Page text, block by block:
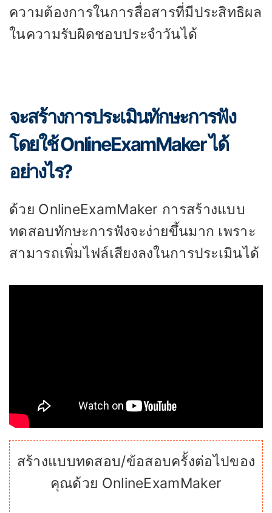
ความต้องการในการสื่อสารที่มีประสิทธิผล
ในความรับผิดชอบประจำวันได้
จะสร้างการประเมินทักษะการฟัง
โดยใช้ OnlineExamMaker ได้
อย่างไร?
ด้วย OnlineExamMaker การสร้างแบบ
ทดสอบทักษะการฟังจะง่ายขึ้นมาก เพราะ
สามารถเพิ่มไฟล์เสียงลงในการประเมินได้
สร้างแบบทดสอบ/ข้อสอบครั้งต่อไปของ
คุณด้วย OnlineExamMaker